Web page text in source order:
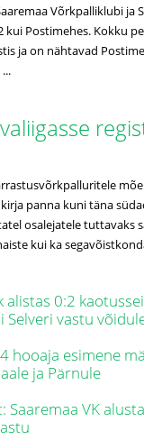
Võrkpalliklubi ja
kui Postimehes. Kokku
ja on nähtavad
panna kuni täna
osalejatele tuttavaks
kui ka
alistas 0:2
Selveri vastu
hooaja esimene
ja Pärnule
Saaremaa VK